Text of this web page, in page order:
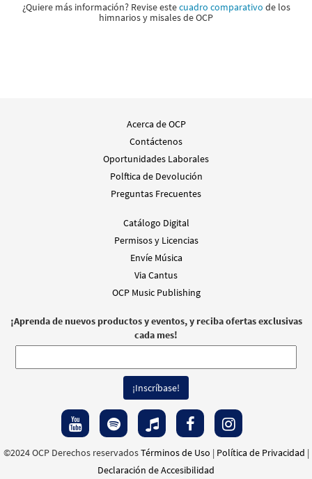
¿Quiere más información? Revise estecuadro comparativo de los
himnarios y misales de OCP
Acerca de OCP
Contáctenos
Oportunidades Laborales
Polftica de Devolución
Preguntas Frecuentes
Catálogo Digital
Permisos y Licencias
Envíe Música
Via Cantus
OCP Music Publishing
¡Aprenda de nuevos productos y eventos, y reciba ofertas exclusivas
cada mes!
©2024 OCP Derechos reservadosTérminos de Uso | Política de Privacidad |
Declaración de Accesibilidad